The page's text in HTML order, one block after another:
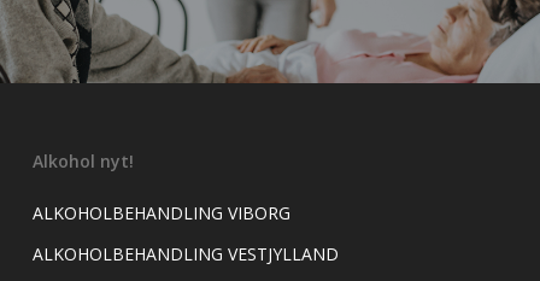
Alkohol nyt!
ALKOHOLBEHANDLING VIBORG
ALKOHOLBEHANDLING VESTJYLLAND